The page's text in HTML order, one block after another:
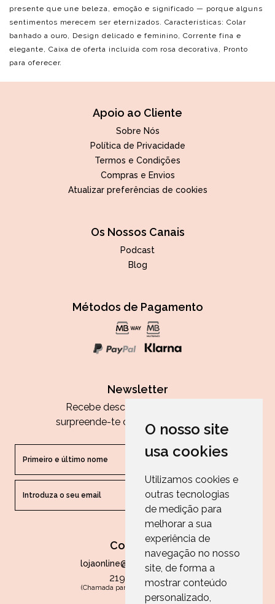
O nosso site
usa cookies
Utilizamos cookies e
outras tecnologias
de medição para
melhorar a sua
experiência de
navegação no nosso
site, de forma a
mostrar conteúdo
personalizado,
presente que une beleza, emoção e significado — porque alguns
sentimentos merecem ser eternizados. Características: Colar
banhado a ouro, Design delicado e feminino, Corrente fina e
elegante, Caixa de oferta incluída com rosa decorativa, Pronto
para oferecer.
Apoio ao Cliente
Sobre Nós
Política de Privacidade
Termos e Condições
Compras e Envios
Atualizar preferências de cookies
Os Nossos Canais
Podcast
Blog
Métodos de Pagamento
Newsletter
Recebe descontos exclusivos e
surpreende-te com as nossas dicas.
ENVIAR
Contactos
lojaonline@paperandarts.pt
219 862 836
(Chamada para a rede fixa nacional)